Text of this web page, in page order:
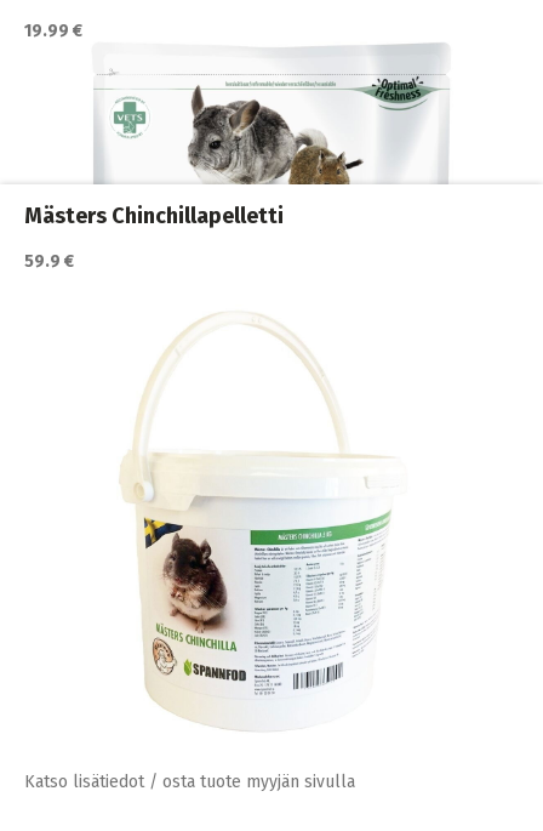
19.99 €
Katso lisätiedot / osta tuote myyjän sivulla
Chinchillan ruoka,Chinchillat ,Pieneläimet
Mästers Chinchillapelletti
59.9 €
Katso lisätiedot / osta tuote myyjän sivulla